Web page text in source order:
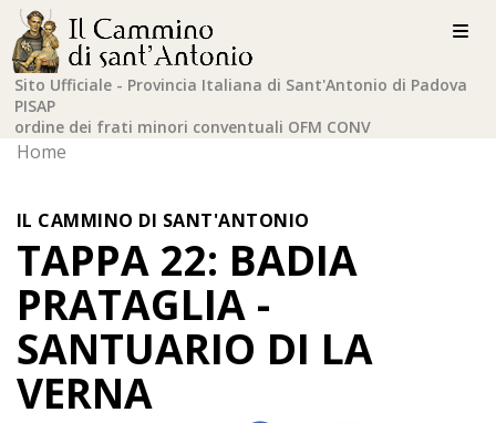
Sito Ufficiale - Provincia Italiana di Sant'Antonio di Padova
PISAP
ordine dei frati minori conventuali OFM CONV
Home
IL CAMMINO DI SANT'ANTONIO
TAPPA 22: BADIA
PRATAGLIA -
SANTUARIO DI LA
VERNA